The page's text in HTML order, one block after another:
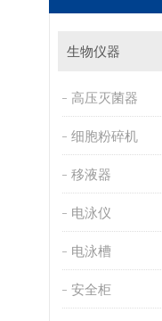
生物仪器
高压灭菌器
细胞粉碎机
移液器
电泳仪
电泳槽
安全柜